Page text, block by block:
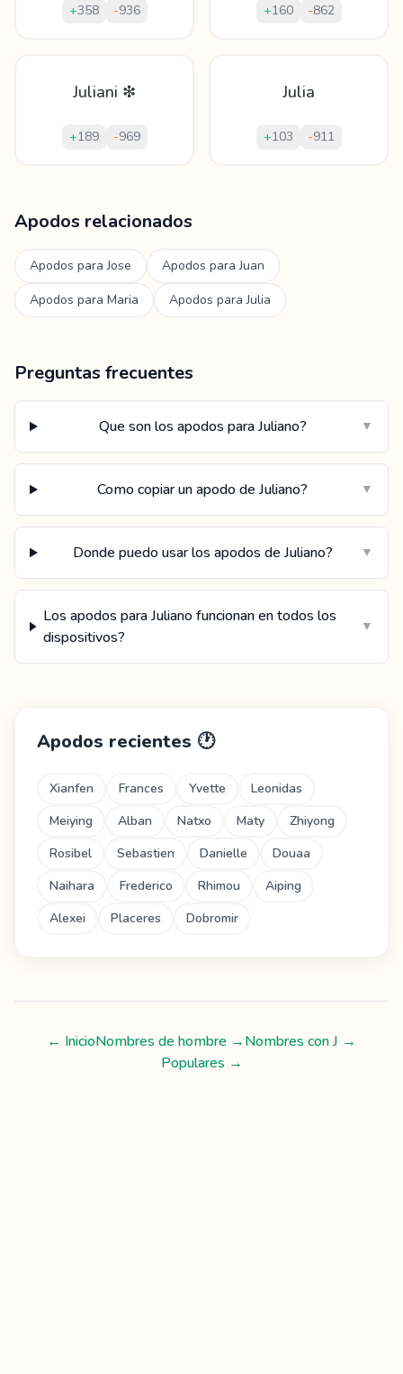
+358 -936 +160 -862
Juliani ❇
+189 -969
Julia
+103 -911
Apodos relacionados
Apodos paraJose Apodos paraJuan
Apodos para Maria Apodos paraJulia
Preguntas frecuentes
Que son los apodos para Juliano? ▼
Como copiar un apodo de Juliano? ▼
Donde puedo usar los apodos de Juliano? ▼
Los apodos para Juliano funcionan en todos los
dispositivos?
▼
Apodos recientes 🕐
Xianfen Frances Yvette
Leonidas
Meiying
Alban Natxo Maty
Zhiyong
Rosibel
Sebastien Danielle
Douaa
Naihara
Frederico Rhimou
Aiping
Alexei
Placeres Dobromir
← InicioNombres de hombre →Nombres conJ →
Populares →